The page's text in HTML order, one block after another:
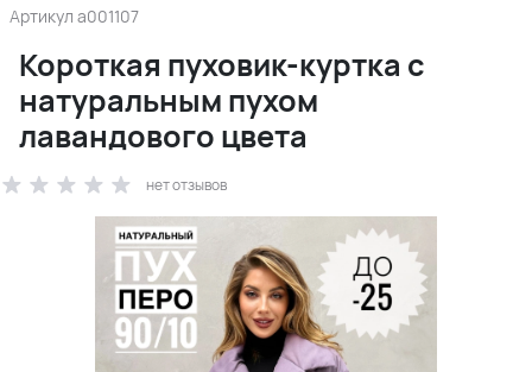
Артикул a001107
Короткая пуховик-куртка с
натуральным пухом
лавандового цвета
нет отзывов